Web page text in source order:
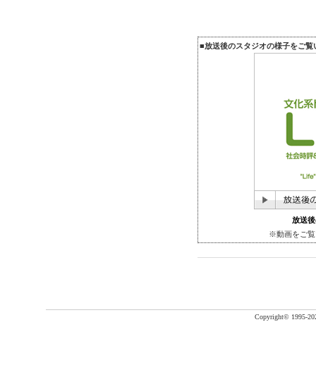
■放送後のスタジオの様子をご覧
放送
※動画をご覧
Copyright© 1995-